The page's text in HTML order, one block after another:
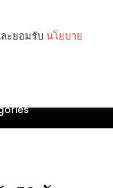
ะยอมรับ นโยบาย